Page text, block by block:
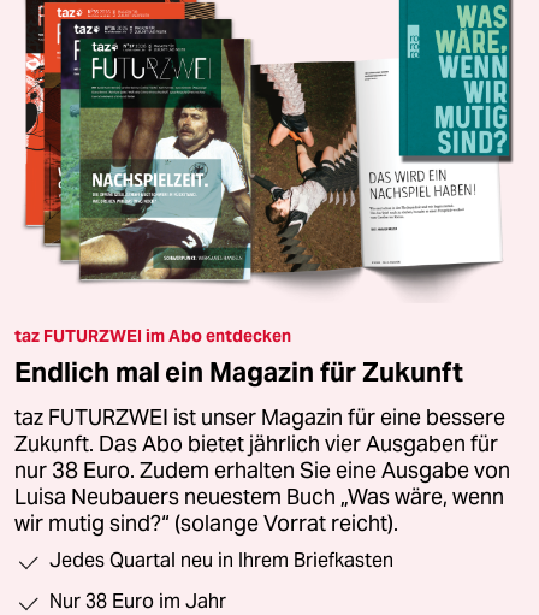
taz FUTURZWEI im Abo entdecken
Endlich mal ein Magazin für Zukunft
taz FUTURZWEI ist unser Magazin für eine bessere
Zukunft. Das Abo bietet jährlich vier Ausgaben für
nur 38 Euro. Zudem erhalten Sie eine Ausgabe von
Luisa Neubauers neuestem Buch „Was wäre, wenn
wir mutig sind?“ (solange Vorrat reicht).
Jedes Quartal neu in Ihrem Briefkasten
Nur 38 Euro im Jahr